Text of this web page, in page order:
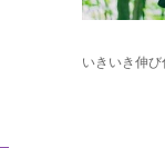
いきいき伸び